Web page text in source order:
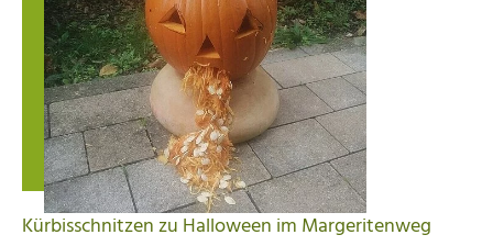
Kürbisschnitzen zu Halloween im Margeritenweg